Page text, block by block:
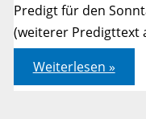
Predigt für den
(weiterer Predigttext
1.
Johannes
5,1-
Weiterlesen »